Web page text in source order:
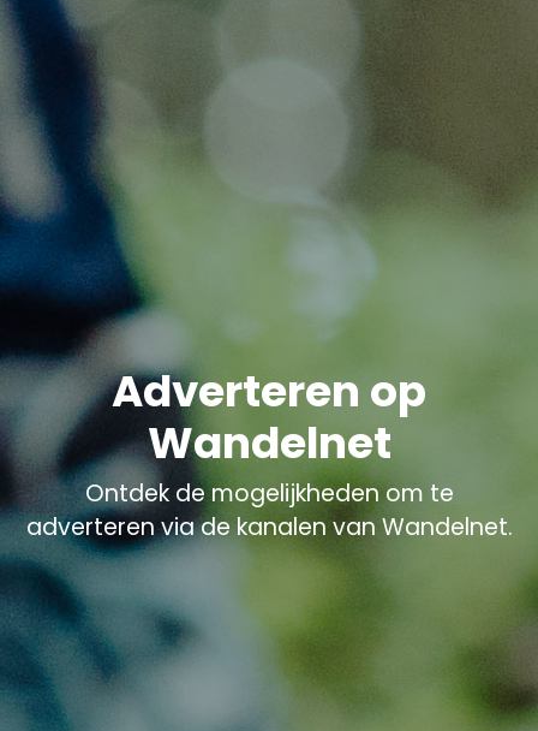
Adverteren op
Wandelnet
Ontdek de mogelijkheden om te
adverteren via de kanalen van Wandelnet.